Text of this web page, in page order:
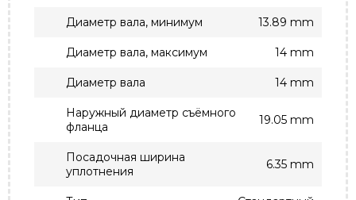
Диаметр вала, минимум 13.89 mm
Диаметр вала, максимум 14 mm
Диаметр вала 14 mm
Наружный диаметр съёмного
фланца
19.05 mm
Посадочная ширина
уплотнения
6.35 mm